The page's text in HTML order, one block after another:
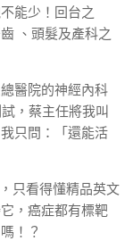
能少！回台之
、頭髮及產科之
醫院的神經內科
，蔡主任將我叫
只問：「還能活
只看得懂精品英文
，癌症都有標靶
！？